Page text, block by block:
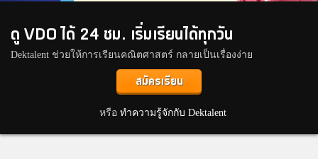
ดู VDO ได้ 24 ชม. เริ่มเรียนได้ทุกวัน
Dektalent ช่วยให้การเรียนคณิตศาสตร์ กลายเป็นเรื่องง่าย
สมัครเรียน
หรือ ทำความรู้จักกับ Dektalent